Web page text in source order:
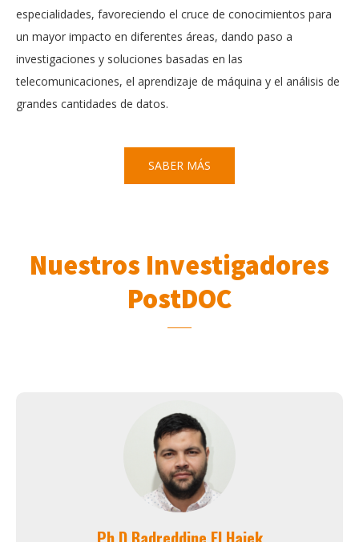
especialidades, favoreciendo el cruce de conocimientos para
un mayor impacto en diferentes áreas, dando paso a
investigaciones y soluciones basadas en las
telecomunicaciones, el aprendizaje de máquina y el análisis de
grandes cantidades de datos.
SABER MÁS
Nuestros Investigadores
PostDOC